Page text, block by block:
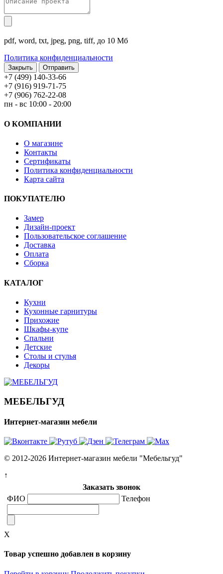
pdf, word, txt, jpeg, png, tiff, до 10 Мб
Политика конфиденциальности
Закрыть
+7 (499) 140-33-66
+7 (916) 919-71-75
+7 (906) 762-22-08
пн - вс 10:00 - 20:00
О КОМПАНИИ
О магазине
Контакты
Сертификаты
Политика конфиденциальности
Карта сайта
ПОКУПАТЕЛЮ
Замер
Дизайн-проект
Пользовательское соглашение
Доставка
Оплата
Сборка
КАТАЛОГ
Кухни
Кухонные гарнитуры
Прихожие
Шкафы-купе
Спальни
Детские
Столы и стулья
Декоры
МЕБЕЛЬГУД
Интернет-магазин мебели
© 2012-2026 Интернет-магазин мебели "Мебельгуд"
↑
Заказать звонок
ФИО
Телефон
X
Товар успешно добавлен в корзину